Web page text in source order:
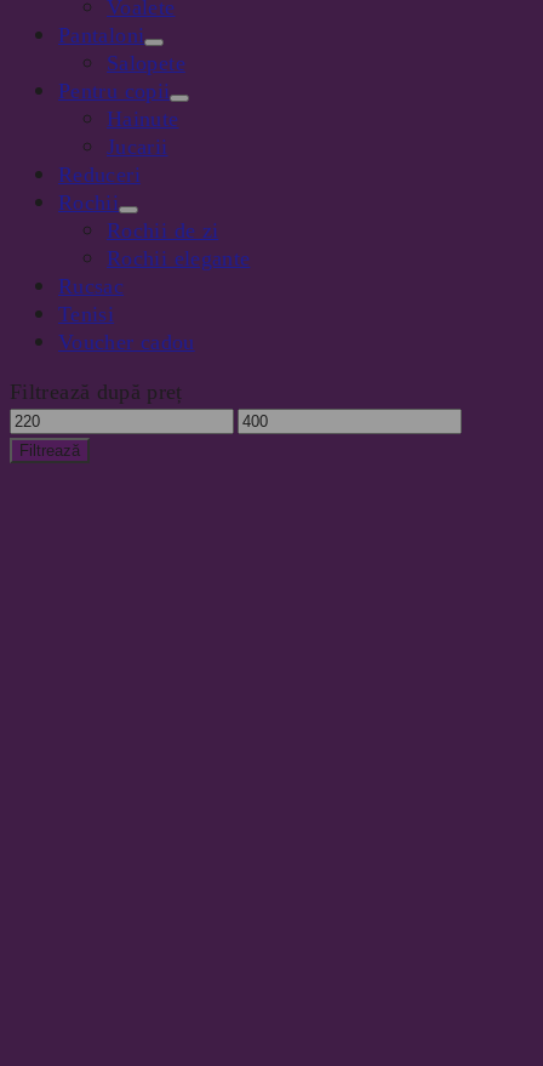
Voalete
Pantaloni
Salopete
Pentru copii
Hainute
Jucarii
Reduceri
Rochii
Rochii de zi
Rochii elegante
Rucsac
Tenisi
Voucher cadou
Filtrează după preț
Preț
minim
Preț
Filtrează